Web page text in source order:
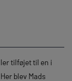
tilføjet til en i
blev Mads